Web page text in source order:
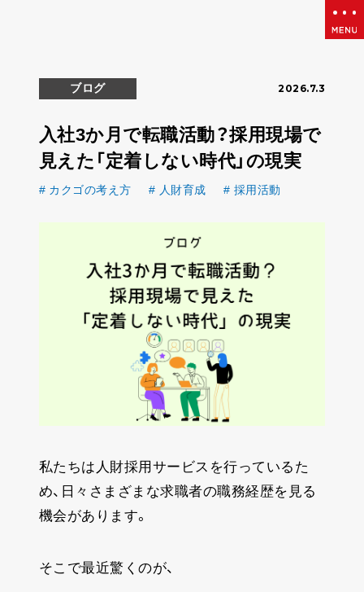
ブログ 2026.7.3
入社3か月で転職活動？採用現場で
見えた「定着しない時代」の現実
カクゴの考え方 人財育成 採用活動
私たちは人財採用サービスを行っているた
め、日々さまざまな求職者の職務経歴を見る
機会があります。
そこで最近驚くのが、